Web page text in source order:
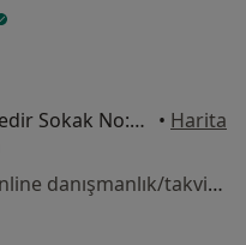
Mudanya Yolu Mediloft 1.Sedir Sokak No:15/16, Osmangazi • Harita
Bu uzman ilgili adres için online danışmanlık/takvim sunmuyor.